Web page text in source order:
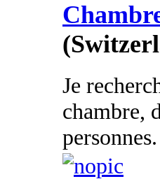
Je
chambre,